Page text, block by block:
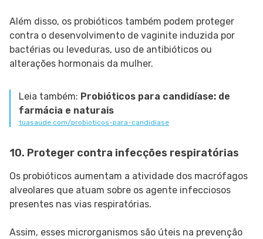
Além disso, os probióticos também podem proteger
contra o desenvolvimento de vaginite induzida por
bactérias ou leveduras, uso de antibióticos ou
alterações hormonais da mulher.
Leia também: Probióticos para candidíase: de
farmácia e naturais
tuasaude.com/probioticos-para-candidiase
10. Proteger contra infecções respiratórias
Os probióticos aumentam a atividade dos macrófagos
alveolares que atuam sobre os agente infecciosos
presentes nas vias respiratórias.
Assim, esses microrganismos são úteis na prevenção